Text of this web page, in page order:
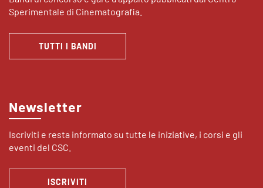
Sperimentale di Cinematografia.
TUTTI I BANDI
Newsletter
Iscriviti e resta informato su tutte le iniziative, i corsi e gli
eventi del CSC.
ISCRIVITI